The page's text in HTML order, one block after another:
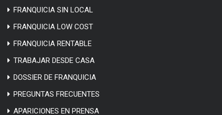
FRANQUICIA SIN LOCAL
FRANQUICIA LOW COST
FRANQUICIA RENTABLE
TRABAJAR DESDE CASA
DOSSIER DE FRANQUICIA
PREGUNTAS FRECUENTES
APARICIONES EN PRENSA